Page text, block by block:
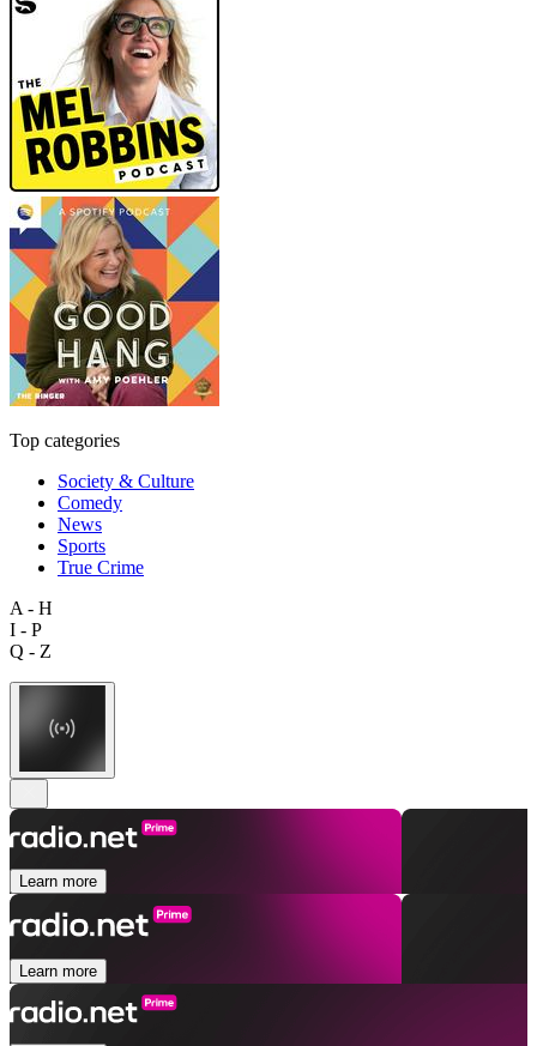
Top categories
Society & Culture
Comedy
News
Sports
True Crime
A - H
I - P
Q - Z
Learn more
Learn more